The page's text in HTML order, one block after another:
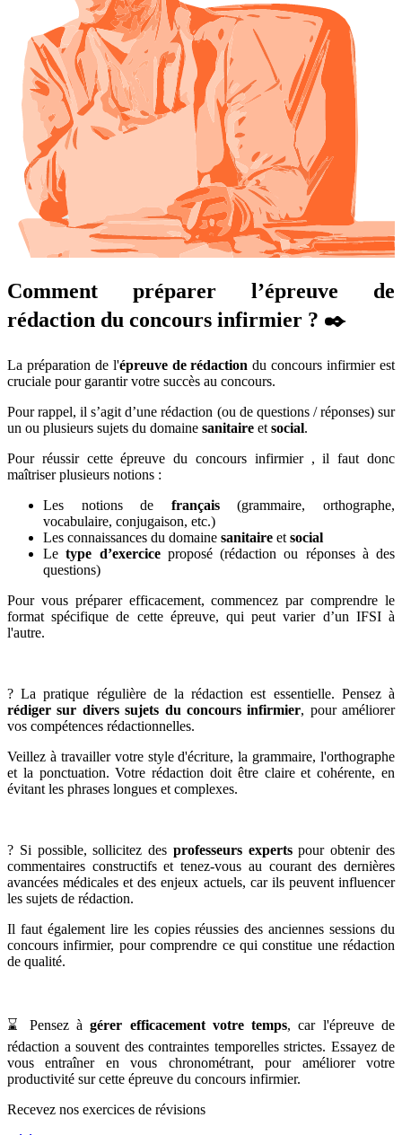
Comment préparer l’épreuve de
rédaction du concours infirmier ? ✒️
La préparation de l'épreuve de rédaction du concours infirmier est
cruciale pour garantir votre succès au concours.
Pour rappel, il s’agit d’une rédaction (ou de questions / réponses) sur
un ou plusieurs sujets du domaine sanitaire etsocial.
Pour réussir cette épreuve du concours infirmier , il faut donc
maîtriser plusieurs notions :
Les notions de français(grammaire, orthographe,
vocabulaire, conjugaison, etc.)
Les connaissances du domaine sanitaire etsocial
Letype d’exerciceproposé (rédaction ou réponses à des
questions)
Pour vous préparer efficacement, commencez par comprendre le
format spécifique de cette épreuve, qui peut varier d’un IFSI à
l'autre.
? La pratique régulière de la rédaction est essentielle. Pensez à
rédiger sur divers sujets du concours infirmier, pour améliorer
vos compétences rédactionnelles.
Veillez à travailler votre style d'écriture, la grammaire, l'orthographe
et la ponctuation. Votre rédaction doit être claire et cohérente, en
évitant les phrases longues et complexes.
? Si possible, sollicitez des professeurs expertspour obtenir des
commentaires constructifs et tenez-vous au courant des dernières
avancées médicales et des enjeux actuels, car ils peuvent influencer
les sujets de rédaction.
Il faut également lire les copies réussies des anciennes sessions du
concours infirmier, pour comprendre ce qui constitue une rédaction
de qualité.
⌛ Pensez àgérer efficacement votre temps, car l'épreuve de
rédaction a souvent des contraintes temporelles strictes. Essayez de
vous entraîner en vous chronométrant, pour améliorer votre
productivité sur cette épreuve du concours infirmier.
Recevez nos exercices de révisions